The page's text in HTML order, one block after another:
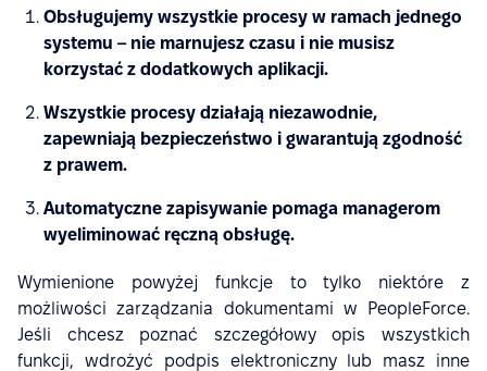
Obsługujemy wszystkie procesy w ramach jednego
systemu – nie marnujesz czasu i nie musisz
korzystać z dodatkowych aplikacji.
Wszystkie procesy działają niezawodnie,
zapewniają bezpieczeństwo i gwarantują zgodność
z prawem.
Automatyczne zapisywanie pomaga managerom
wyeliminować ręczną obsługę.
Wymienione powyżej funkcje to tylko niektóre z
możliwości zarządzania dokumentami w PeopleForce.
Jeśli chcesz poznać szczegółowy opis wszystkich
funkcji, wdrożyć podpis elektroniczny lub masz inne